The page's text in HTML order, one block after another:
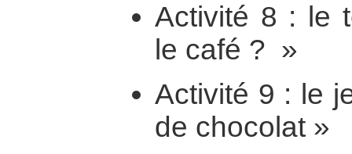
Activité 8 : le
le café ? »
Activité 9 : le
de chocolat »